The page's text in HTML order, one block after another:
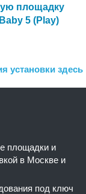
площадку
5 (Play)
установки здесь
площадки и
в Москве и
под ключ